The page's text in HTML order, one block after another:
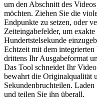
um den Abschnitt des
möchten. Ziehen Sie die
Endpunkte zu setzen, oder
Zeiteingabefelder, um
Hundertstelsekunde
Echtzeit mit dem
drittens Ihr Ausgabeformat
Das Tool schneidet Ihr
bewahrt die Originalqualität
Sekundenbruchteilen.
und teilen Sie ihn überall.